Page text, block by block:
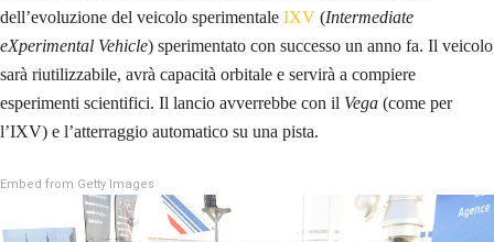
dell’evoluzione del veicolo sperimentale IXV (Intermediate
eXperimental Vehicle) sperimentato con successo un anno fa. Il veicolo
sarà riutilizzabile, avrà capacità orbitale e servirà a compiere
esperimenti scientifici. Il lancio avverrebbe con il Vega (come per
l’IXV) e l’atterraggio automatico su una pista.
Embed from Getty Images